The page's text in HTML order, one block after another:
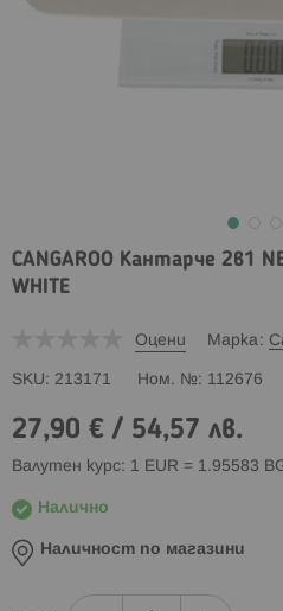
CANGAROO Кантарче 2в1
WHITE
Оцени Марка
SKU 213171 Ном. № 112676
27,90 € / 54,57 лв.
Валутен курс: 1 EUR = 1.95583
Налично
Наличност по магазини